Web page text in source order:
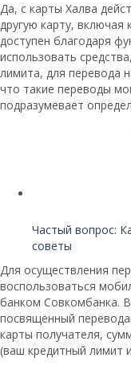
Да, с карты Халва
другую карту, включая
доступен благодаря
использовать
лимита, для перевода
что такие переводы
подразумевает
Частый вопрос:
советы
Для осуществления
воспользоваться
банком Совкомбанка.
посвященный
карты получателя,
(ваш кредитный лимит